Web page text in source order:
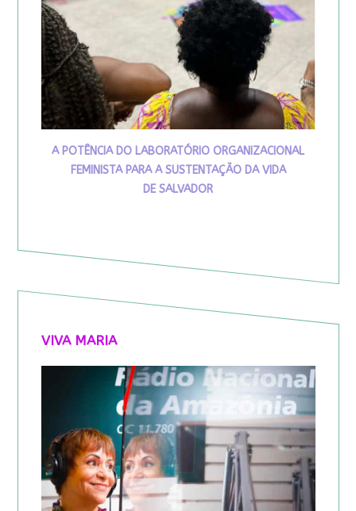
A POTÊNCIA DO LABORATÓRIO ORGANIZACIONAL
FEMINISTA PARA A SUSTENTAÇÃO DA VIDA
DE SALVADOR
VIVA MARIA